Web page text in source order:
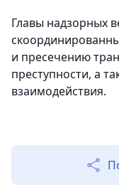
Главы надзорных
и пресечению
преступности, а
взаимодействия.